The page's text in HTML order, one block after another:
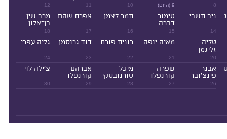
8 9 (היום) 10
11
12
14
ניב תשבי
15
טימור
דברה
16
תמר לצמן
17
אפרת שהם
18
מרב שין
בן־אלון
20
טליה
זליגמן
21
מאיה יופה
22
רונית פורת
23
דוד גרוסמן
24
גליה עפרי
26
אבנר
פינצ'ובר
27
שפרה
קורנפלד
28
מיכל
טורנובסקי
29
אברהם
קורנפלד
30
צ'ילה לוי